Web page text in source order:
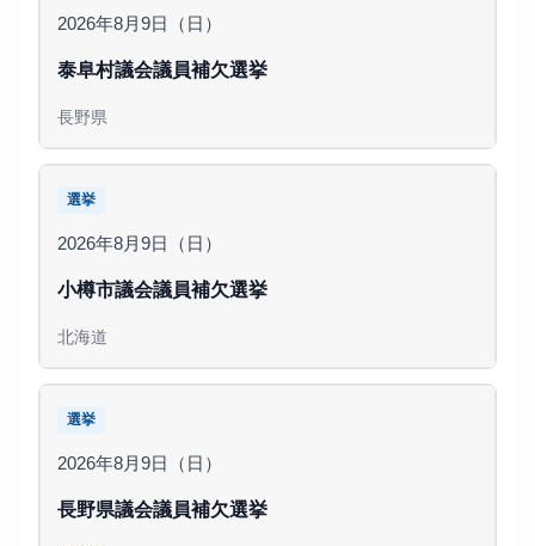
2026年8月9日（日）
泰阜村議会議員補欠選挙
長野県
選挙
2026年8月9日（日）
小樽市議会議員補欠選挙
北海道
選挙
2026年8月9日（日）
長野県議会議員補欠選挙